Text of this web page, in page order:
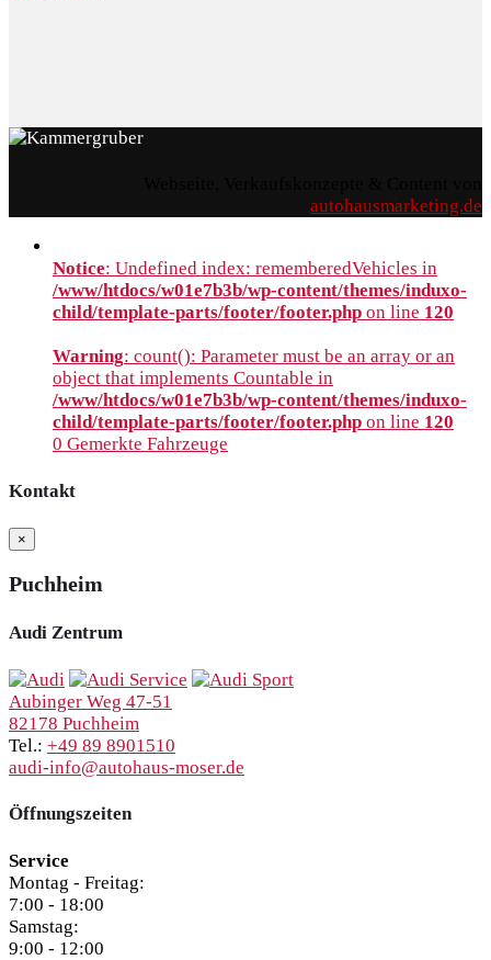
autohausmarketing.de
Notice: Undefined index: rememberedVehicles in
/www/htdocs/w01e7b3b/wp-content/themes/induxo-
child/template-parts/footer/footer.php on line 120
Warning: count(): Parameter must be an array or an
object that implements Countable in
/www/htdocs/w01e7b3b/wp-content/themes/induxo-
child/template-parts/footer/footer.php on line 120
0 Gemerkte Fahrzeuge
Kontakt
×
Puchheim
Audi Zentrum
Aubinger Weg 47-51
82178 Puchheim
Tel.: +49 89 8901510
audi-info@autohaus-moser.de
Öffnungszeiten
Service
Montag - Freitag:
7:00 - 18:00
Samstag:
9:00 - 12:00